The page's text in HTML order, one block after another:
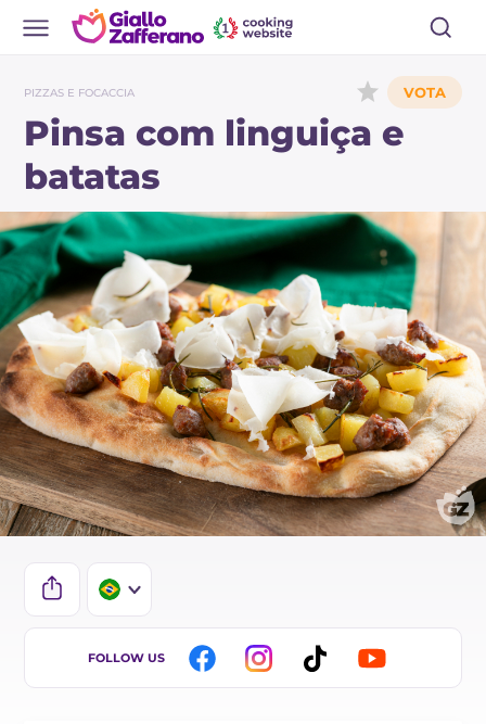
PIZZAS E FOCACCIA
Pinsa com linguiça e
batatas
IT
FOLLOW US